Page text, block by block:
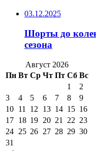
03.12.2025
Шорты до
сезона
Август 2026
Пн Вт Ср Чт Пт Сб Вс
1
2
3
4 5 6 7 8
9
10 11 12 13 14 15 16
17 18 19 20 21 22 23
24 25 26 27 28 29 30
31